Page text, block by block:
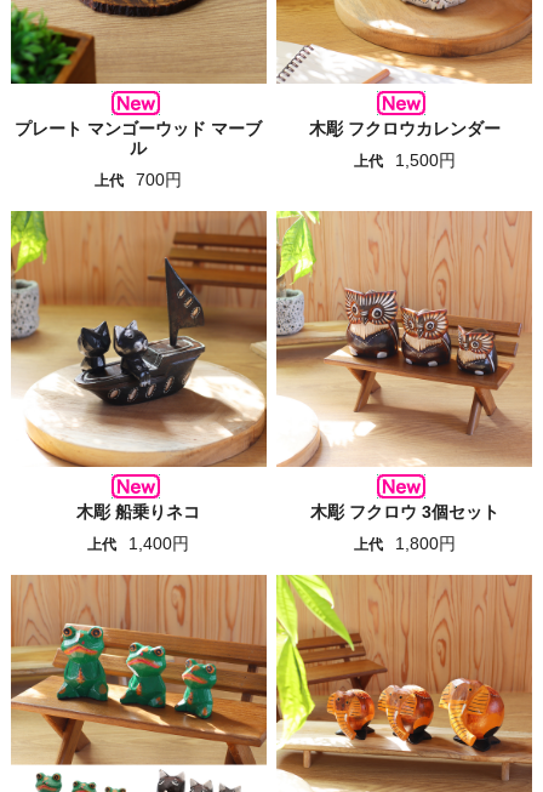
プレート マンゴーウッド マーブ
ル
上代 700円
木彫 フクロウカレンダー
上代 1,500円
木彫 船乗りネコ
上代 1,400円
木彫 フクロウ 3個セット
上代 1,800円